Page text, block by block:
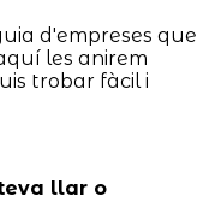
d'empreses que
les anirem
trobar fàcil i
llar o